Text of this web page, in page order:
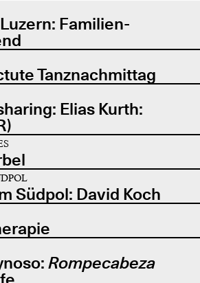
Familien-
Tanznachmittag
Elias Kurth:
Südpol: David Koch
Rompecabeza